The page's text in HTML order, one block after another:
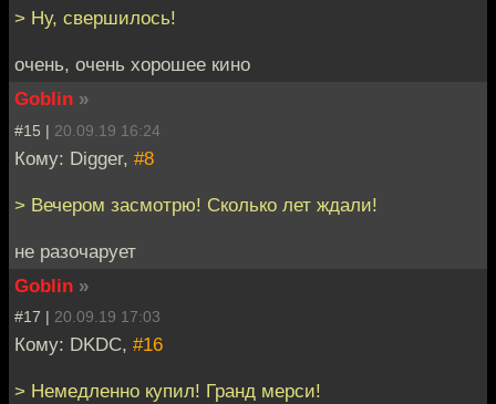
> Ну, свершилось!
очень, очень хорошее кино
Goblin »
#15 | 20.09.19 16:24
Кому: Digger, #8
> Вечером засмотрю! Сколько лет ждали!
не разочарует
Goblin »
#17 | 20.09.19 17:03
Кому: DKDC, #16
> Немедленно купил! Гранд мерси!